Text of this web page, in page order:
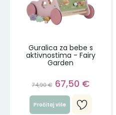
Guralica za bebe s
aktivnostima - Fairy
Garden
74,90€ 67,50 €
Pročitaj više